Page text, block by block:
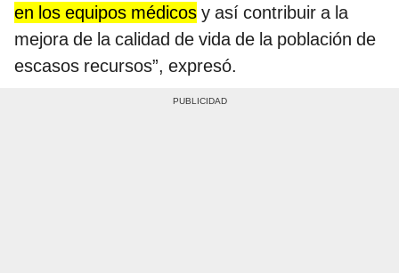
en los equipos médicos y así contribuir a la
mejora de la calidad de vida de la población de
escasos recursos”, expresó.